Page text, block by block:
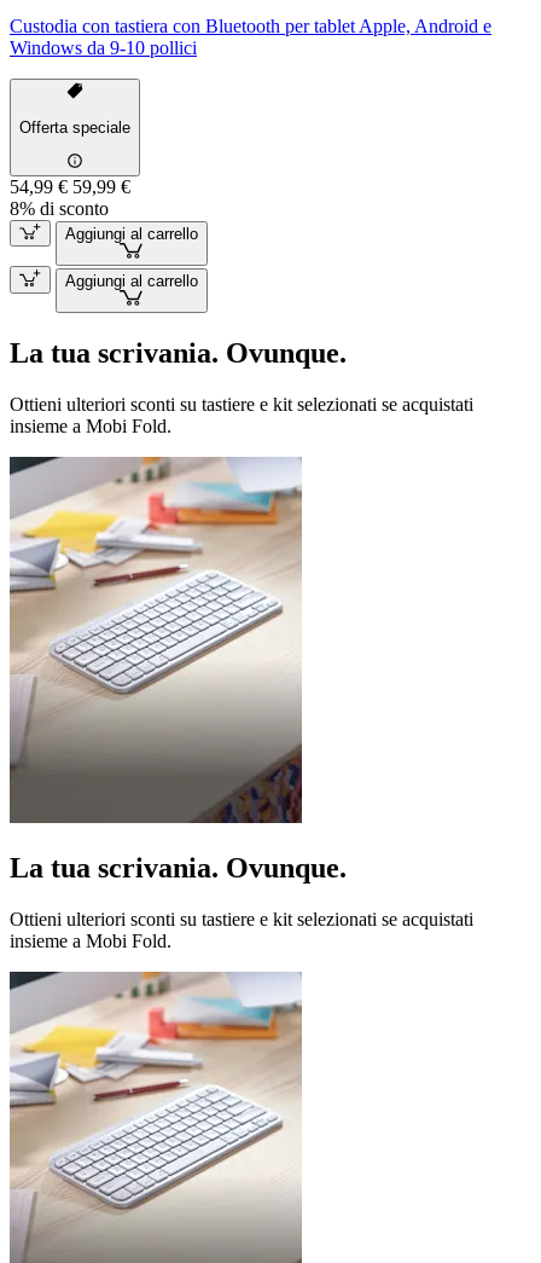
Custodia con tastiera con Bluetooth per tablet Apple, Android e
Windows da 9-10 pollici
Offerta speciale
54,99 € 59,99 €
8% di sconto
Aggiungi al carrello
Aggiungi al carrello
La tua scrivania. Ovunque.
Ottieni ulteriori sconti su tastiere e kit selezionati se acquistati
insieme a Mobi Fold.
La tua scrivania. Ovunque.
Ottieni ulteriori sconti su tastiere e kit selezionati se acquistati
insieme a Mobi Fold.